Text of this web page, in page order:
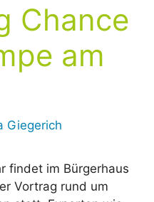
Chance
am
Giegerich
findet im Bürgerhaus
Vortrag rund um